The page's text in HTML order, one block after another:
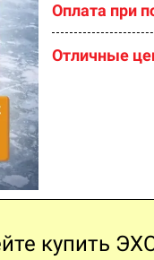
Оплата при
Отличные
купить